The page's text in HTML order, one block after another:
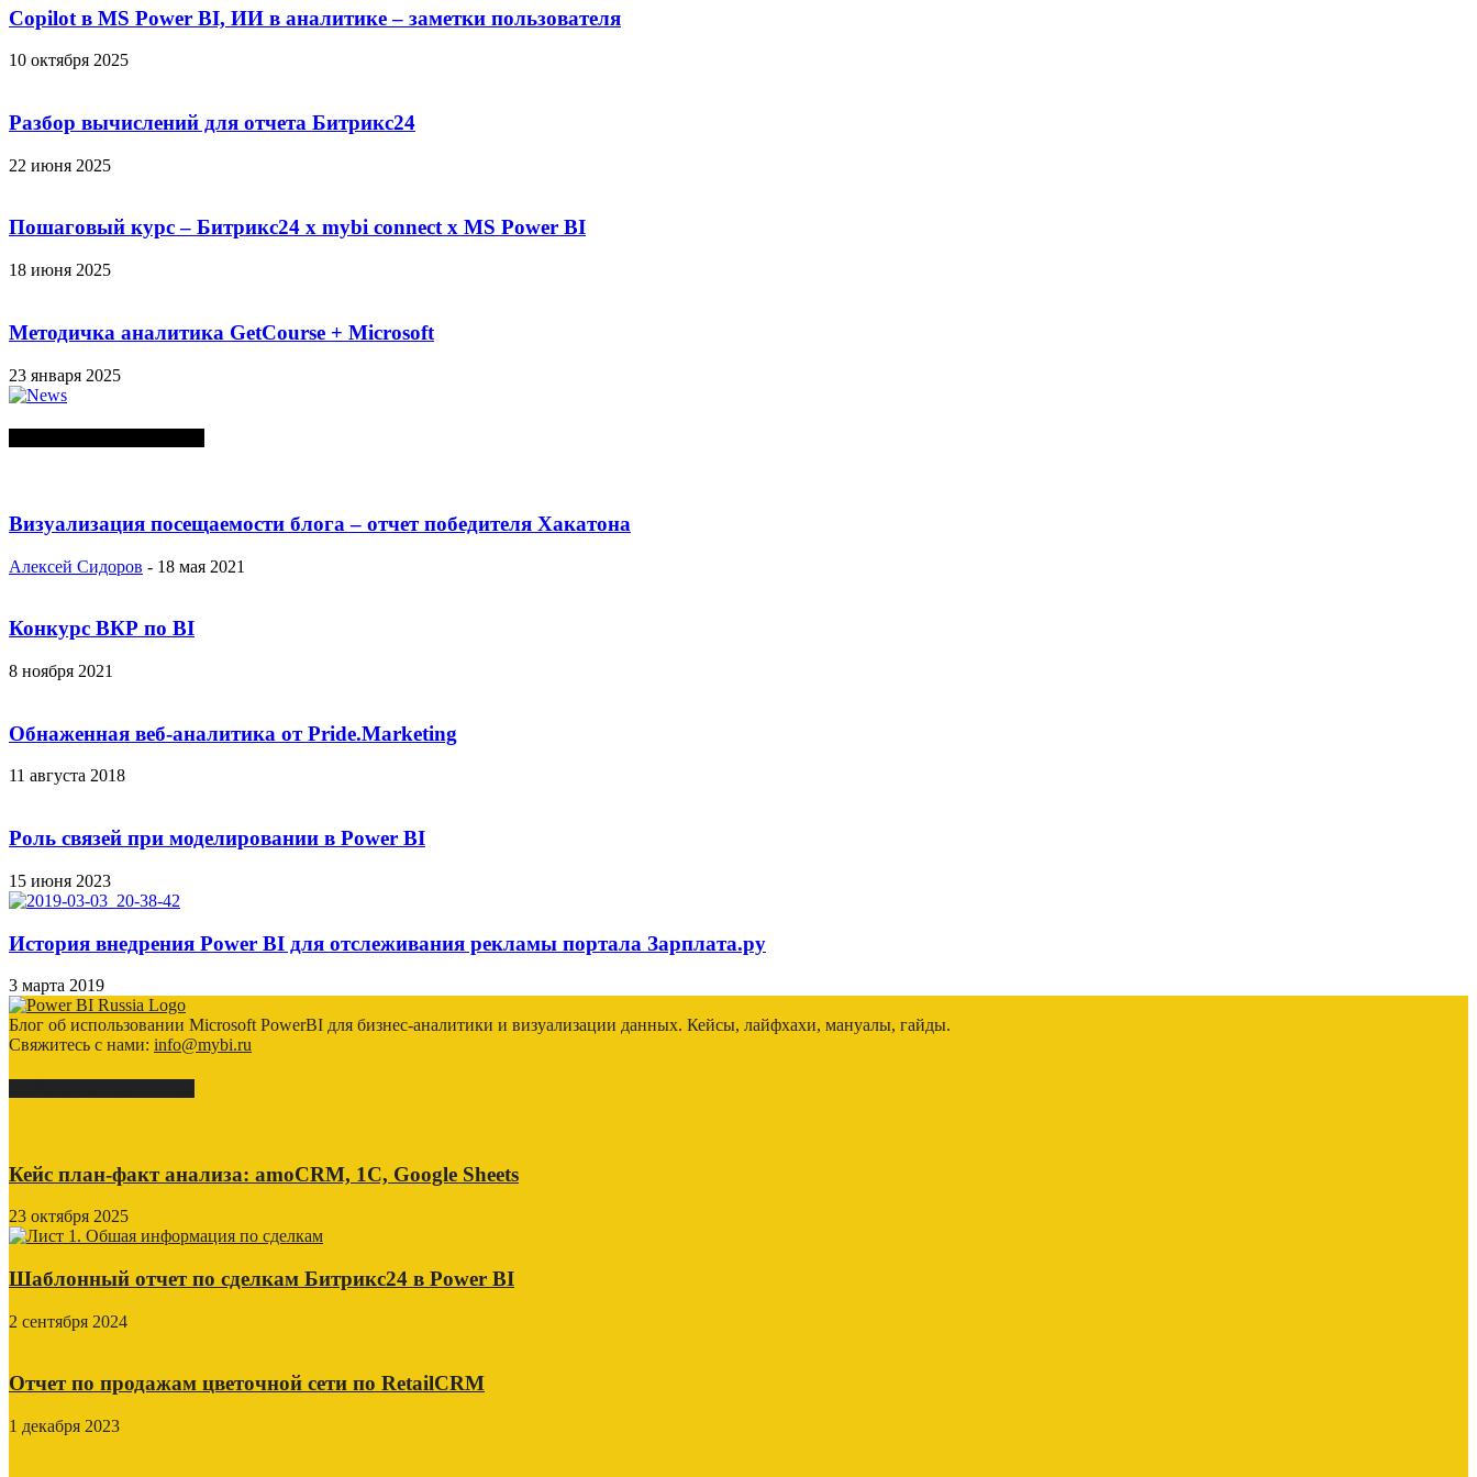
Copilot в MS Power BI, ИИ в аналитике – заметки пользователя
10 октября 2025
Разбор вычислений для отчета Битрикс24
22 июня 2025
Пошаговый курс – Битрикс24 х mybi connect х MS Power BI
18 июня 2025
Методичка аналитика GetCourse + Microsoft
23 января 2025
Визуализация посещаемости блога – отчет победителя Хакатона
Алексей Сидоров - 18 мая 2021
Конкурс ВКР по BI
8 ноября 2021
Обнаженная веб-аналитика от Pride.Marketing
11 августа 2018
Роль связей при моделировании в Power BI
15 июня 2023
История внедрения Power BI для отслеживания рекламы портала Зарплата.ру
3 марта 2019
Блог об использовании Microsoft PowerBI для бизнес-аналитики и визуализации данных. Кейсы, лайфхахи, мануалы, гайды.
Свяжитесь с нами: info@mybi.ru
Кейс план-факт анализа: amoCRM, 1C, Google Sheets
23 октября 2025
Шаблонный отчет по сделкам Битрикс24 в Power BI
2 сентября 2024
Отчет по продажам цветочной сети по RetailCRM
1 декабря 2023